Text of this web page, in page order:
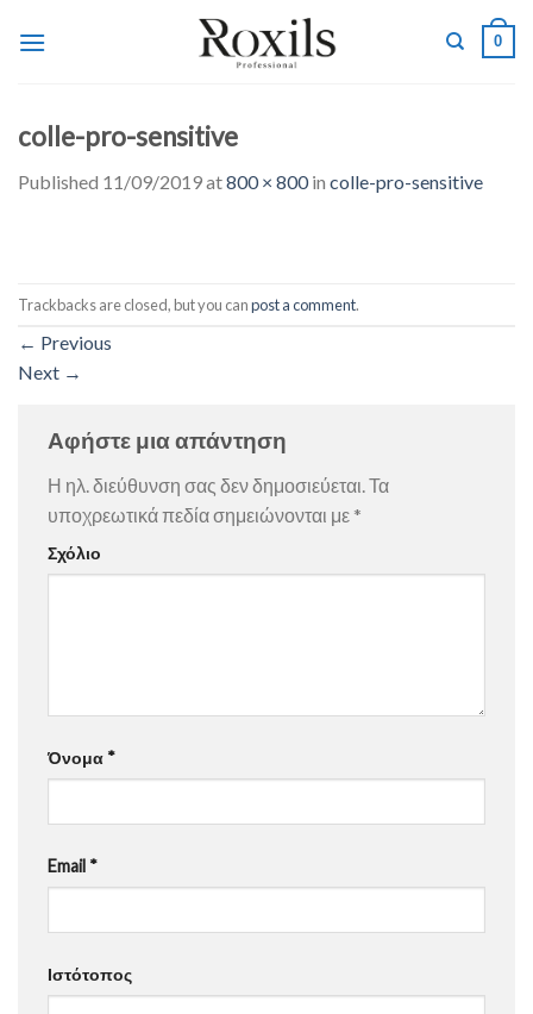
0
colle-pro-sensitive
Published 11/09/2019at800 × 800in colle-pro-sensitive
Trackbacks are closed, but you canpost a comment.
← Previous
Next →
Αφήστε μια απάντηση
Η ηλ. διεύθυνση σας δεν δημοσιεύεται.Τα
υποχρεωτικά πεδία σημειώνονται με *
Σχόλιο
Όνομα *
Email *
Ιστότοπος